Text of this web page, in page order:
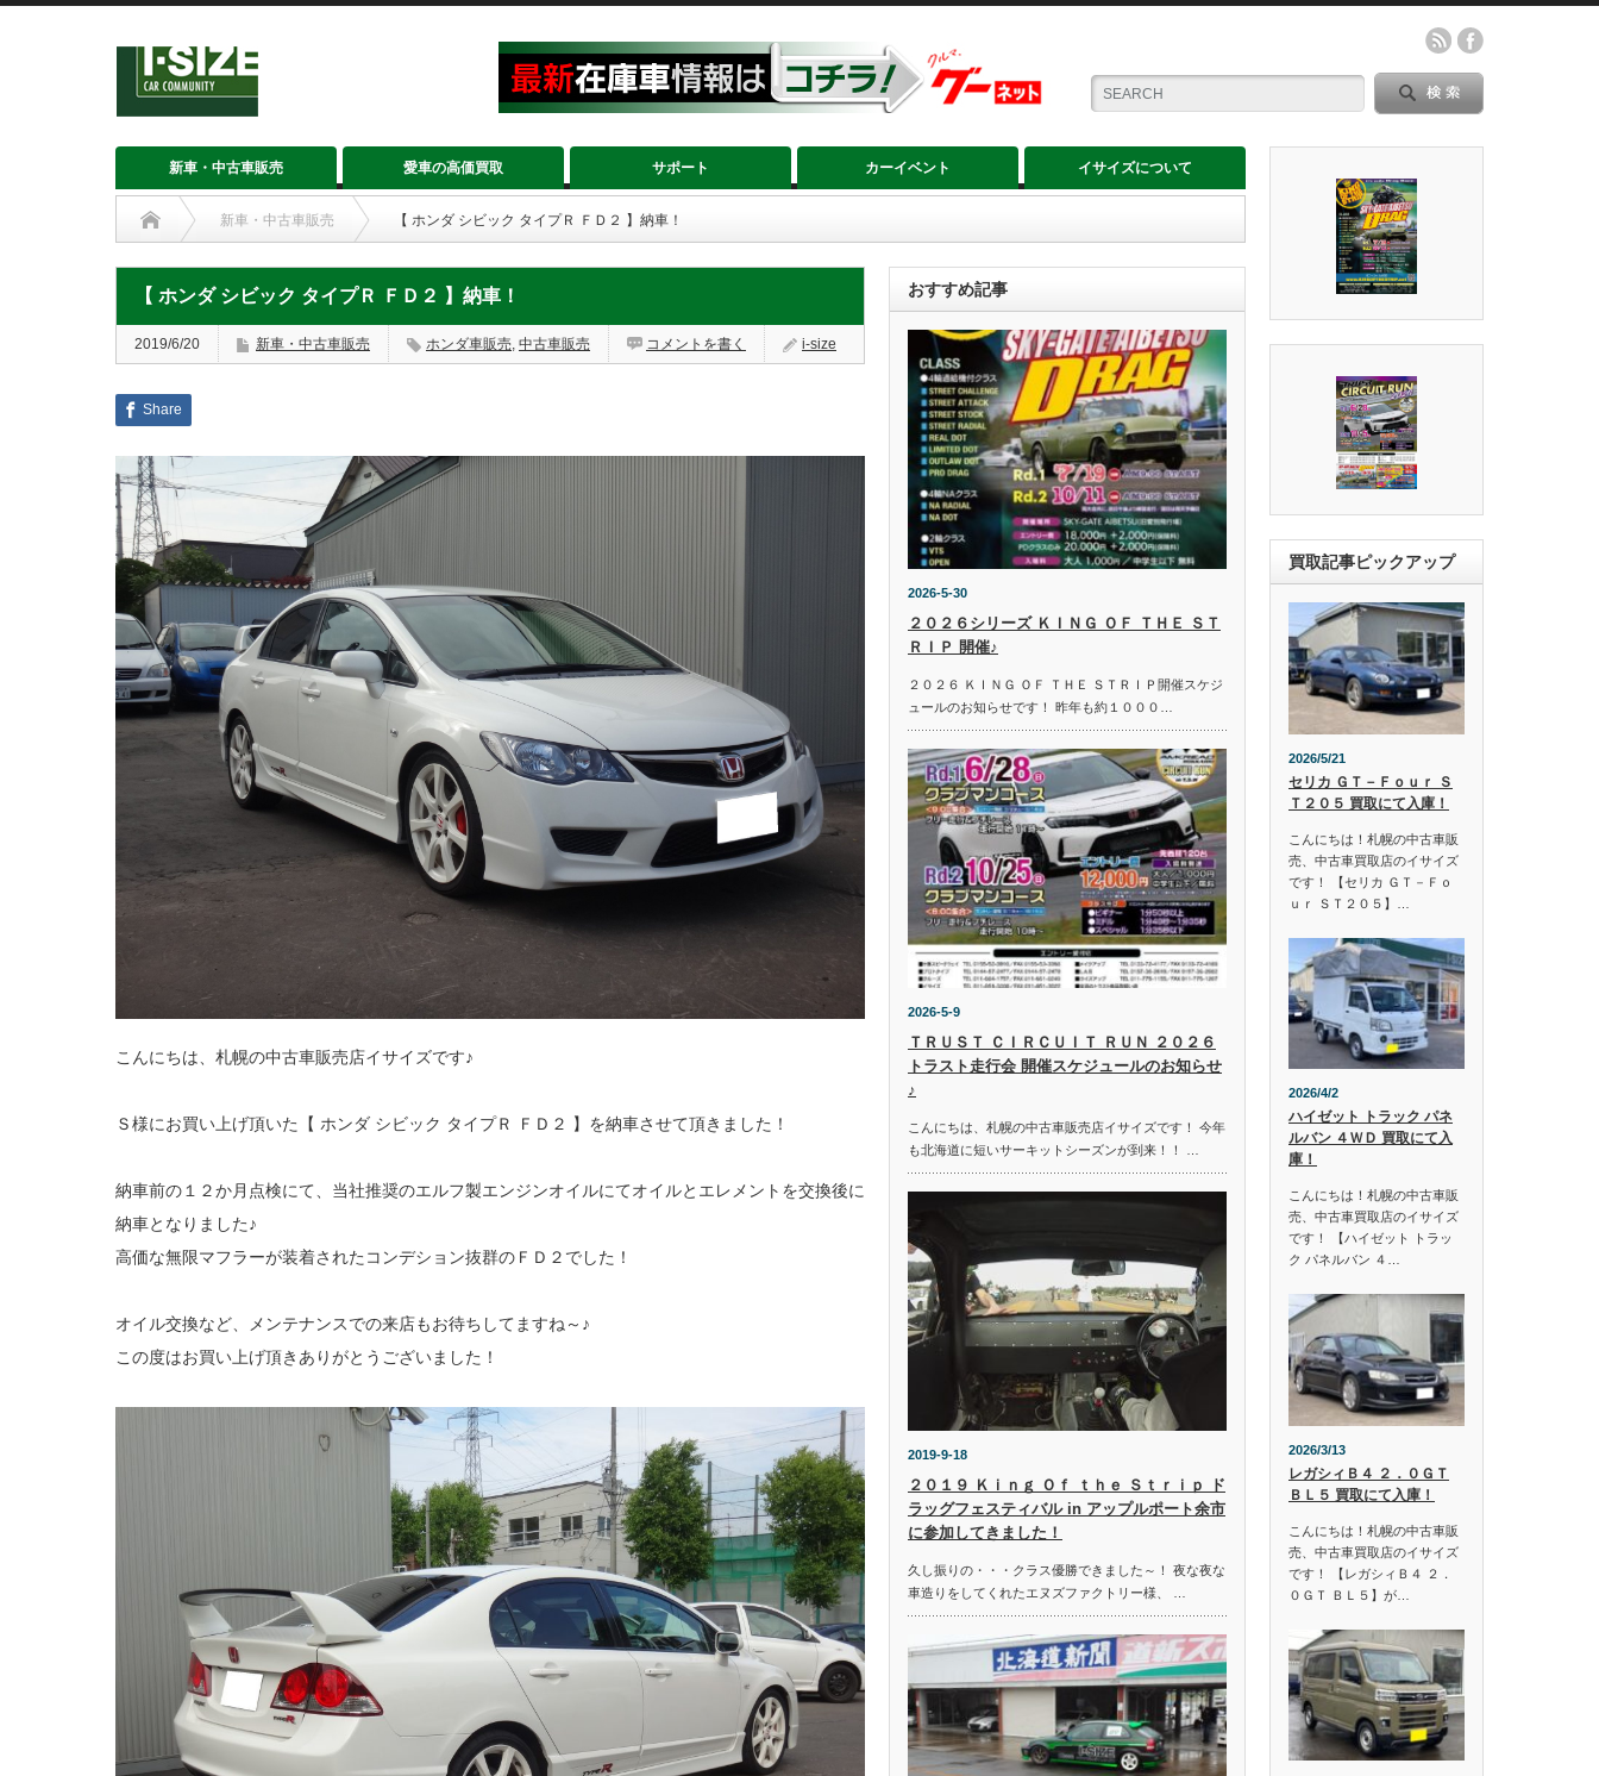
新車・中古車販売 愛車の高価買取 サポート カーイベント イサイズについて
新車・中古車販売 【 ホンダ シビック タイプＲ ＦＤ２ 】納車！
【 ホンダ シビック タイプＲ ＦＤ２ 】納車！
2019/6/20 新車・中古車販売 ホンダ車販売, 中古車販売 コメントを書く i-size
Share
こんにちは、札幌の中古車販売店イサイズです♪
Ｓ様にお買い上げ頂いた【 ホンダ シビック タイプＲ ＦＤ２ 】を納車させて頂きました！
納車前の１２か月点検にて、当社推奨のエルフ製エンジンオイルにてオイルとエレメントを交換後に
納車となりました♪
高価な無限マフラーが装着されたコンデション抜群のＦＤ２でした！
オイル交換など、メンテナンスでの来店もお待ちしてますね～♪
この度はお買い上げ頂きありがとうございました！
おすすめ記事
2026-5-30
２０２６シリーズ ＫＩＮＧ ＯＦ ＴＨＥ ＳＴ
ＲＩＰ 開催♪
２０２６ ＫＩＮＧ ＯＦ ＴＨＥ ＳＴＲＩＰ開催スケジ
ュールのお知らせです！ 昨年も約１０００…
2026-5-9
ＴＲＵＳＴ ＣＩＲＣＵＩＴ ＲＵＮ ２０２６
トラスト走行会 開催スケジュールのお知らせ
♪
こんにちは、札幌の中古車販売店イサイズです！ 今年
も北海道に短いサーキットシーズンが到来！！ …
2019-9-18
２０１９ Ｋｉｎｇ Ｏｆ ｔｈｅ Ｓｔｒｉｐ ド
ラッグフェスティバル in アップルポート余市
に参加してきました！
久し振りの・・・クラス優勝できました～！ 夜な夜な
車造りをしてくれたエヌズファクトリー様、 …
買取記事ピックアップ
2026/5/21
セリカ ＧＴ－Ｆｏｕｒ Ｓ
Ｔ２０５ 買取にて入庫！
こんにちは！札幌の中古車販
売、中古車買取店のイサイズ
です！ 【セリカ ＧＴ－Ｆｏ
ｕｒ ＳＴ２０５】…
2026/4/2
ハイゼット トラック パネ
ルバン ４ＷＤ 買取にて入
庫！
こんにちは！札幌の中古車販
売、中古車買取店のイサイズ
です！ 【ハイゼット トラッ
ク パネルバン ４…
2026/3/13
レガシィＢ４ ２．０ＧＴ
ＢＬ５ 買取にて入庫！
こんにちは！札幌の中古車販
売、中古車買取店のイサイズ
です！ 【レガシィＢ４ ２．
０ＧＴ ＢＬ５】が…